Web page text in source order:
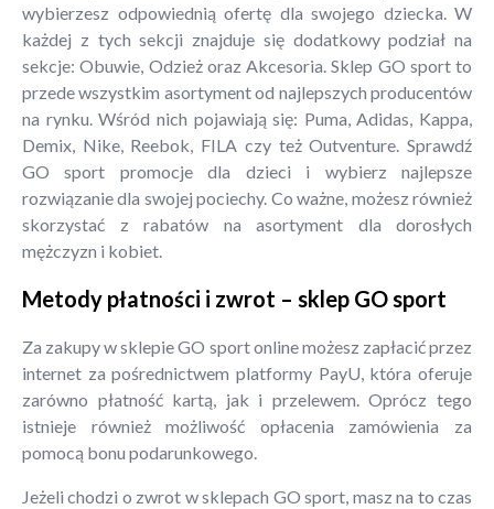
wybierzesz odpowiednią ofertę dla swojego dziecka. W
każdej z tych sekcji znajduje się dodatkowy podział na
sekcje: Obuwie, Odzież oraz Akcesoria. Sklep GO sport to
przede wszystkim asortyment od najlepszych producentów
na rynku. Wśród nich pojawiają się: Puma, Adidas, Kappa,
Demix, Nike, Reebok, FILA czy też Outventure. Sprawdź
GO sport promocje dla dzieci i wybierz najlepsze
rozwiązanie dla swojej pociechy. Co ważne, możesz również
skorzystać z rabatów na asortyment dla dorosłych
mężczyzn i kobiet.
Metody płatności i zwrot – sklep GO sport
Za zakupy w sklepie GO sport online możesz zapłacić przez
internet za pośrednictwem platformy PayU, która oferuje
zarówno płatność kartą, jak i przelewem. Oprócz tego
istnieje również możliwość opłacenia zamówienia za
pomocą bonu podarunkowego.
Jeżeli chodzi o zwrot w sklepach GO sport, masz na to czas